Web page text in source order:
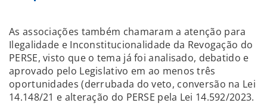
As associações também chamaram a atenção para
Ilegalidade e Inconstitucionalidade da Revogação do
PERSE, visto que o tema já foi analisado, debatido e
aprovado pelo Legislativo em ao menos três
oportunidades (derrubada do veto, conversão na Lei
14.148/21 e alteração do PERSE pela Lei 14.592/2023.